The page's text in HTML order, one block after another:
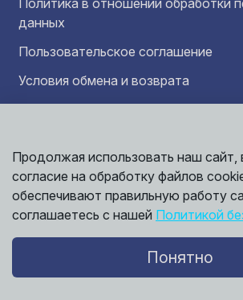
Политика в отношении обработки
данных
Пользовательское соглашение
Условия обмена и возврата
©
Информация
носит исключительно
характер и ни при
считаться публичной
сведения о ценах,
Политика
Продолжая использовать наш сайт,
согласие на обработку файлов
обеспечивают правильную работу
соглашаетесь с нашей Политикой
Понятно